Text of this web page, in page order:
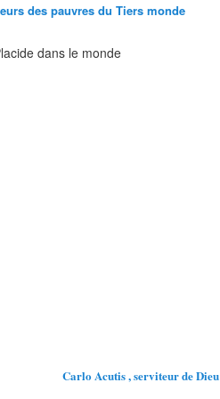
des pauvres du Tiers monde
dans le monde
Carlo Acutis , serviteur de Dieu